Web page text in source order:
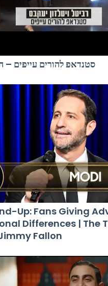
סטנדאפ להורים עייפים
Up: Fans Giving
Differences | The
Fallon